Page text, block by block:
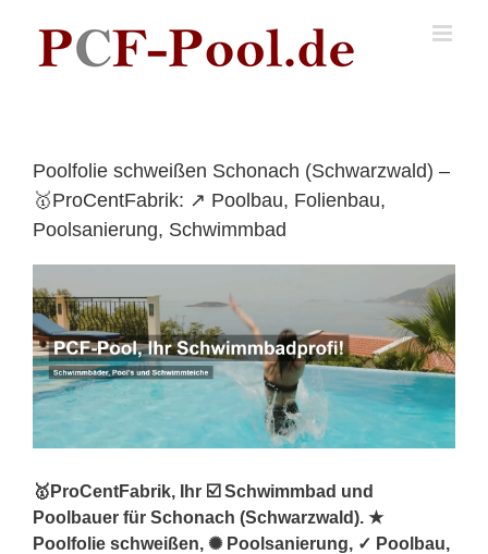
content
Poolfolie schweißen Schonach (Schwarzwald) –
🥇ProCentFabrik: ↗️ Poolbau, Folienbau,
Poolsanierung, Schwimmbad
🥇ProCentFabrik, Ihr ☑️ Schwimmbad und
Poolbauer für Schonach (Schwarzwald). ★
Poolfolie schweißen, ✺ Poolsanierung, ✓ Poolbau,